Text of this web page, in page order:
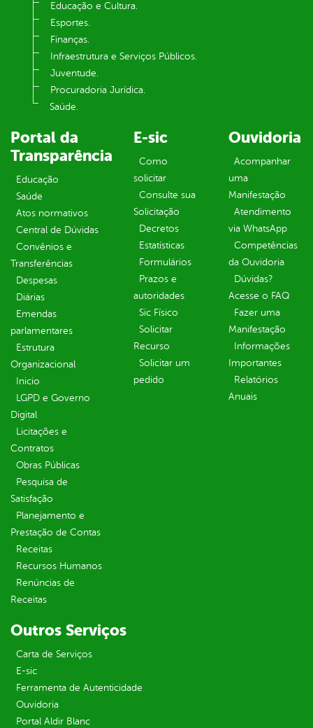
Educação e Cultura.
Esportes.
Finanças.
Infraestrutura e Serviços Públicos.
Juventude.
Procuradoria Jurídica.
Saúde.
Portal da
Transparência
Educação
Saúde
Atos normativos
Central de Dúvidas
Convênios e
Transferências
Despesas
Diárias
Emendas
parlamentares
Estrutura
Organizacional
Inicio
LGPD e Governo
Digital
Licitações e
Contratos
Obras Públicas
Pesquisa de
Satisfação
Planejamento e
Prestação de Contas
Receitas
Recursos Humanos
Renúncias de
Receitas
E-sic
Como
solicitar
Consulte sua
Solicitação
Decretos
Estatísticas
Formulários
Prazos e
autoridades
Sic Físico
Solicitar
Recurso
Solicitar um
pedido
Ouvidoria
Acompanhar
uma
Manifestação
Atendimento
via WhatsApp
Competências
da Ouvidoria
Dúvidas?
Acesse o FAQ
Fazer uma
Manifestação
Informações
Importantes
Relatórios
Anuais
Outros Serviços
Carta de Serviços
E-sic
Ferramenta de Autenticidade
Ouvidoria
Portal Aldir Blanc